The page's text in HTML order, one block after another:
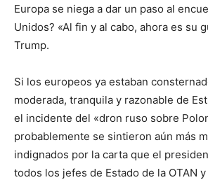
Europa se niega a dar un paso al
Unidos? «Al fin y al cabo, ahora es su
Trump.
Si los europeos ya estaban
moderada, tranquila y razonable de
el incidente del «dron ruso sobre
probablemente se sintieron aún más
indignados por la carta que el
todos los jefes de Estado de la OTAN